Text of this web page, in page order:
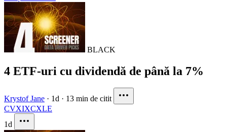
BLACK
4 ETF-uri cu dividendă de până la 7%
Krystof Jane · 1d · 13 min de citit
CVXIXCXLE
1d